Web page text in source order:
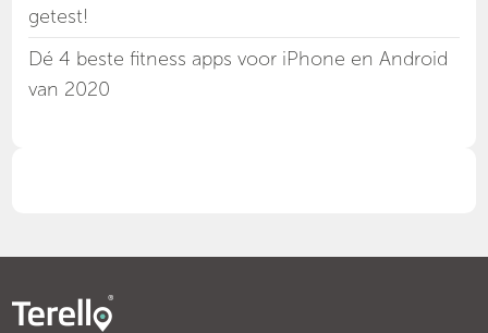
getest!
Dé 4 beste fitness apps voor iPhone en Android
van 2020